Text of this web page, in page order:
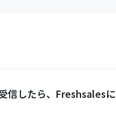
信したら、Freshsalesに